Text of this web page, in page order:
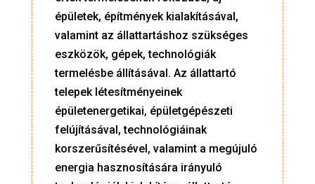
épületek, építmények kialakításával,
valamint az állattartáshoz szükséges
eszközök, gépek, technológiák
termelésbe állításával. Az állattartó
telepek létesítményeinek
épületenergetikai, épületgépészeti
felújításával, technológiáinak
korszerűsítésével, valamint a megújuló
energia hasznosítására irányuló